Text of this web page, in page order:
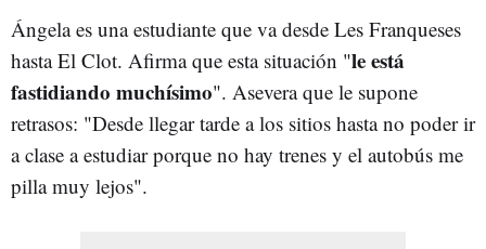
Ángela es una estudiante que va desde Les Franqueses
hasta El Clot. Afirma que esta situación "le está
fastidiando muchísimo". Asevera que le supone
retrasos: "Desde llegar tarde a los sitios hasta no poder ir
a clase a estudiar porque no hay trenes y el autobús me
pilla muy lejos".